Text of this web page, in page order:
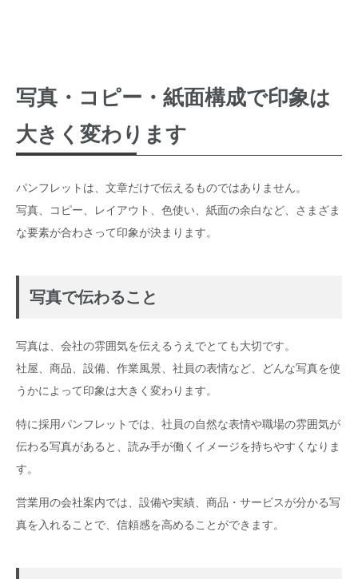
写真・コピー・紙面構成で印象は
大きく変わります
パンフレットは、文章だけで伝えるものではありません。
写真、コピー、レイアウト、色使い、紙面の余白など、さまざま
な要素が合わさって印象が決まります。
写真で伝わること
写真は、会社の雰囲気を伝えるうえでとても大切です。
社屋、商品、設備、作業風景、社員の表情など、どんな写真を使
うかによって印象は大きく変わります。
特に採用パンフレットでは、社員の自然な表情や職場の雰囲気が
伝わる写真があると、読み手が働くイメージを持ちやすくなりま
す。
営業用の会社案内では、設備や実績、商品・サービスが分かる写
真を入れることで、信頼感を高めることができます。